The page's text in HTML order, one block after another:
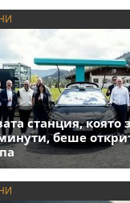
станция, която
беше